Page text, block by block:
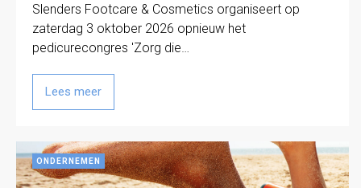
Slenders Footcare & Cosmetics organiseert op
zaterdag 3 oktober 2026 opnieuw het
pedicurecongres 'Zorg die…
Lees meer
ONDERNEMEN